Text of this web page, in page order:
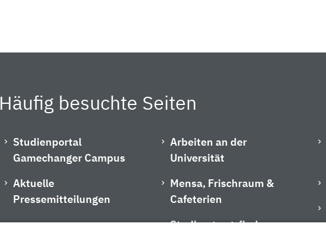
Häufig besuchte Seiten
Studienportal
Gamechanger Campus
Aktuelle
Pressemitteilungen
Arbeiten an der
Universität
Mensa, Frischraum &
Cafeterien
Studiengangsfinder